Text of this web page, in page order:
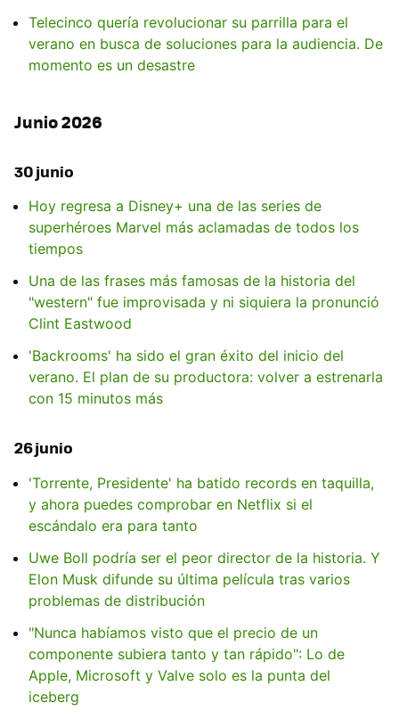
Telecinco quería revolucionar su parrilla para el
verano en busca de soluciones para la audiencia. De
momento es un desastre
Junio 2026
30 junio
Hoy regresa a Disney+ una de las series de
superhéroes Marvel más aclamadas de todos los
tiempos
Una de las frases más famosas de la historia del
"western" fue improvisada y ni siquiera la pronunció
Clint Eastwood
'Backrooms' ha sido el gran éxito del inicio del
verano. El plan de su productora: volver a estrenarla
con 15 minutos más
26 junio
'Torrente, Presidente' ha batido records en taquilla,
y ahora puedes comprobar en Netflix si el
escándalo era para tanto
Uwe Boll podría ser el peor director de la historia. Y
Elon Musk difunde su última película tras varios
problemas de distribución
"Nunca habíamos visto que el precio de un
componente subiera tanto y tan rápido": Lo de
Apple, Microsoft y Valve solo es la punta del
iceberg